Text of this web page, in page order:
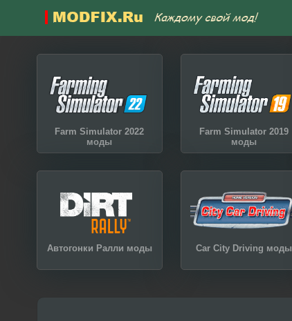
Farm Simulator 2022
моды
Farm Simulator 2019
моды
Автогонки Ралли моды Car City Driving моды